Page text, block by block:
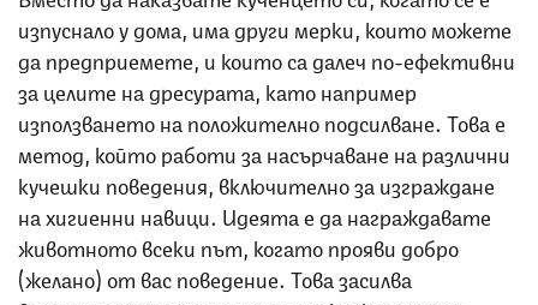
изпуснало у дома, има други мерки, които можете
да предприемете, и които са далеч по-ефективни
за целите на дресурата, като например
използването на положително подсилване. Това е
метод, който работи за насърчаване на различни
кучешки поведения, включително за изграждане
на хигиенни навици. Идеята е да награждавате
животното всеки път, когато прояви добро
(желано) от вас поведение. Това засилва